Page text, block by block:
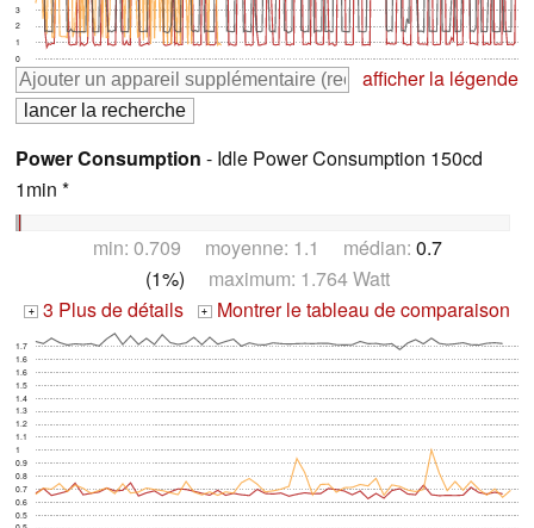
0
1
2
3
afficher la légende
Power Consumption - Idle Power Consumption 150cd
1min *
min: 0.709 moyenne: 1.1 médian: 0.7
(1%) maximum: 1.764 Watt
+ 3 Plus de détails + Montrer le tableau de comparaison
0.5
0.6
0.7
0.8
0.9
1
1.1
1.2
1.3
1.4
1.5
1.6
1.6
1.7